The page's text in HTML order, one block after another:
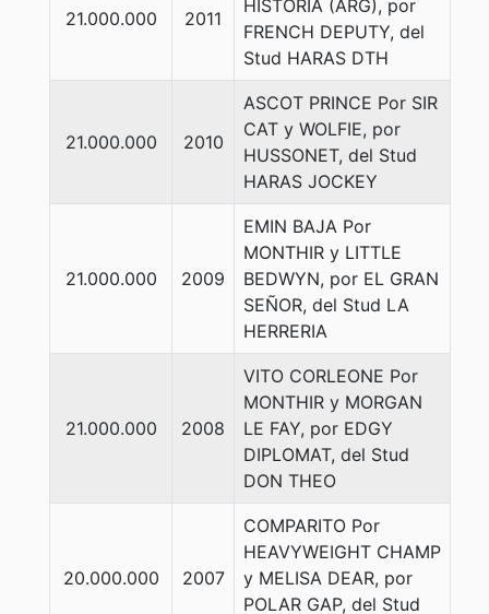
21.000.000 2011
HISTORIA (ARG), por
FRENCH DEPUTY, del
Stud HARAS DTH
21.000.000 2010
ASCOT PRINCE Por SIR
CAT y WOLFIE, por
HUSSONET, del Stud
HARAS JOCKEY
21.000.000 2009
EMIN BAJA Por
MONTHIR y LITTLE
BEDWYN, por EL GRAN
SEÑOR, del Stud LA
HERRERIA
21.000.000 2008
VITO CORLEONE Por
MONTHIR y MORGAN
LE FAY, por EDGY
DIPLOMAT, del Stud
DON THEO
20.000.000 2007
COMPARITO Por
HEAVYWEIGHT CHAMP
y MELISA DEAR, por
POLAR GAP, del Stud